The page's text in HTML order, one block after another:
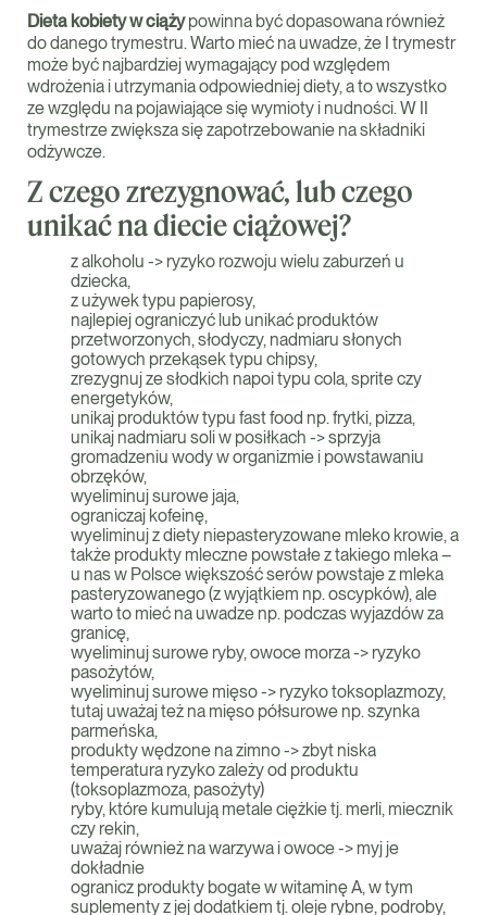
Dieta kobiety w ciążypowinna być dopasowana również
do danego trymestru. Warto mieć na uwadze, że I trymestr
może być najbardziej wymagający pod względem
wdrożenia i utrzymania odpowiedniej diety, a to wszystko
ze względu na pojawiające się wymioty i nudności. W II
trymestrze zwiększa się zapotrzebowanie na składniki
odżywcze.
Z czego zrezygnować, lub czego
unikać na diecie ciążowej?
z alkoholu -> ryzyko rozwoju wielu zaburzeń u
dziecka,
z używek typu papierosy,
najlepiej ograniczyć lub unikać produktów
przetworzonych, słodyczy, nadmiaru słonych
gotowych przekąsek typu chipsy,
zrezygnuj ze słodkich napoi typu cola, sprite czy
energetyków,
unikaj produktów typu fast food np. frytki, pizza,
unikaj nadmiaru soli w posiłkach -> sprzyja
gromadzeniu wody w organizmie i powstawaniu
obrzęków,
wyeliminuj surowe jaja,
ograniczaj kofeinę,
wyeliminuj z diety niepasteryzowane mleko krowie, a
także produkty mleczne powstałe z takiego mleka –
u nas w Polsce większość serów powstaje z mleka
pasteryzowanego (z wyjątkiem np. oscypków), ale
warto to mieć na uwadze np. podczas wyjazdów za
granicę,
wyeliminuj surowe ryby, owoce morza -> ryzyko
pasożytów,
wyeliminuj surowe mięso -> ryzyko toksoplazmozy,
tutaj uważaj też na mięso półsurowe np. szynka
parmeńska,
produkty wędzone na zimno -> zbyt niska
temperatura ryzyko zależy od produktu
(toksoplazmoza, pasożyty)
ryby, które kumulują metale ciężkie tj. merli, miecznik
czy rekin,
uważaj również na warzywa i owoce -> myj je
dokładnie
ogranicz produkty bogate w witaminę A, w tym
suplementy z jej dodatkiem tj. oleje rybne, podroby,